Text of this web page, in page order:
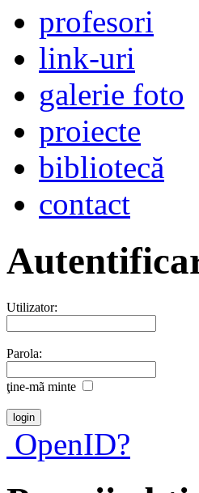
profesori
link-uri
galerie foto
proiecte
bibliotecă
contact
Utilizator:
Parola:
ţine-mã minte
OpenID?